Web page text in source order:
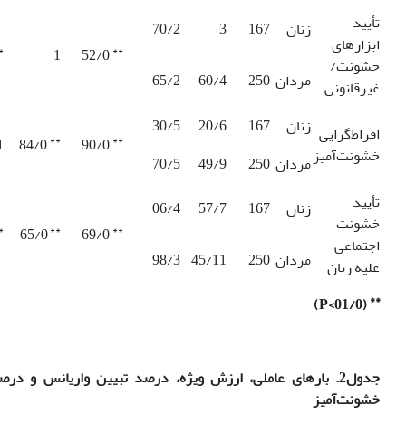
تأیید
ابزارهای
خشونت/
غیرقانونی
زنان 167
3
70/2
**
1
مردان 250
60/4
65/2
افراط‌گرایی
خشونت‌آمیز
زنان 167
20/6
30/5
**
**
مردان 250
49/9
70/5
تأیید
خشونت
اجتماعی
علیه زنان
زنان 167
57/7
06/4
**
**
65/0
مردان 250
45/11
98/3
**
(01/0>
P
)
جدول2. بارهای عاملی، ارزش ویژه، درصد تبیین واریانس و
خشونت‌آمیز